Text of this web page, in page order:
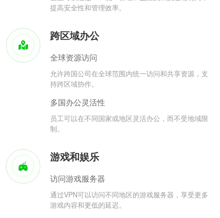
提高安全性和管理效率。
跨区域办公
全球资源访问
允许跨国公司在全球范围内统一访问和共享资源，支
持跨区域协作。
多国办公灵活性
员工可以在不同国家或地区灵活办公，而不受地域限
制。
游戏和娱乐
访问游戏服务器
通过VPN可以访问不同地区的游戏服务器，享受更多
游戏内容和更低的延迟。